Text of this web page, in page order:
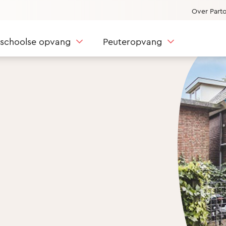
Over
opvang Peuteropvang